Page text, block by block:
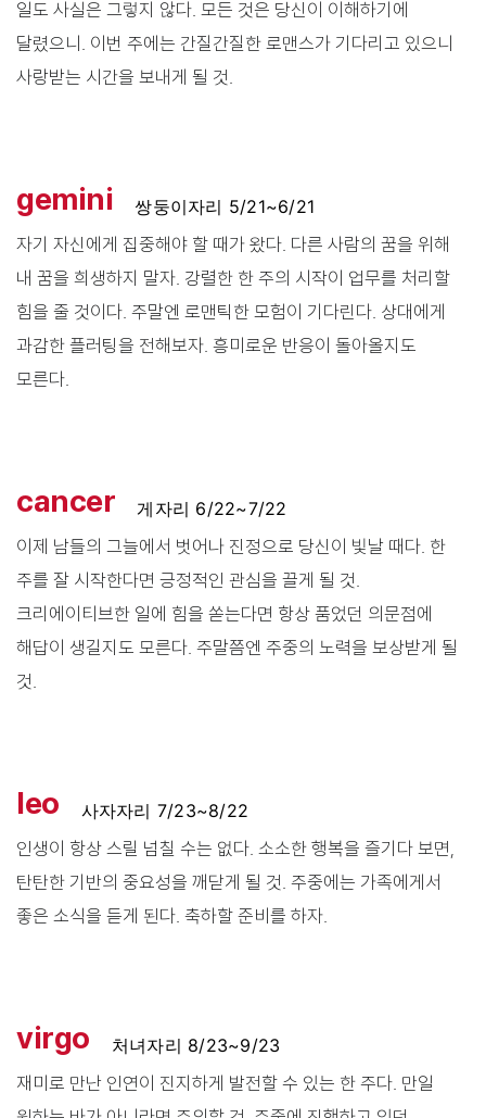
일도 사실은 그렇지 않다. 모든 것은 당신이 이해하기에
달렸으니. 이번 주에는 간질간질한 로맨스가 기다리고 있으니
사랑받는 시간을 보내게 될 것.
gemini
쌍둥이자리 5/21~6/21
자기 자신에게 집중해야 할 때가 왔다. 다른 사람의 꿈을 위해
내 꿈을 희생하지 말자. 강렬한 한 주의 시작이 업무를 처리할
힘을 줄 것이다. 주말엔 로맨틱한 모험이 기다린다. 상대에게
과감한 플러팅을 전해보자. 흥미로운 반응이 돌아올지도
모른다.
cancer
게자리 6/22~7/22
이제 남들의 그늘에서 벗어나 진정으로 당신이 빛날 때다. 한
주를 잘 시작한다면 긍정적인 관심을 끌게 될 것.
크리에이티브한 일에 힘을 쏟는다면 항상 품었던 의문점에
해답이 생길지도 모른다. 주말쯤엔 주중의 노력을 보상받게 될
것.
leo
사자자리 7/23~8/22
인생이 항상 스릴 넘칠 수는 없다. 소소한 행복을 즐기다 보면,
탄탄한 기반의 중요성을 깨닫게 될 것. 주중에는 가족에게서
좋은 소식을 듣게 된다. 축하할 준비를 하자.
virgo
처녀자리 8/23~9/23
재미로 만난 인연이 진지하게 발전할 수 있는 한 주다. 만일